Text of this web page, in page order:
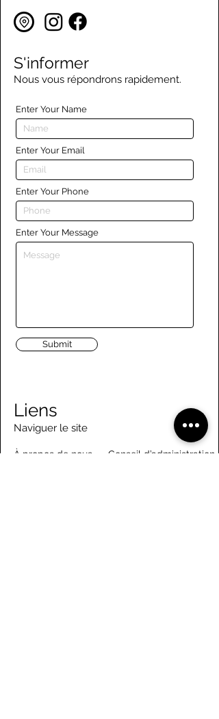
S'informer
Nous vous répondrons rapidement.
Enter Your Name
Enter Your Email
Enter Your Phone
Enter Your Message
Submit
Liens
Naviguer le site
À propos de nous
Conseil d’administration